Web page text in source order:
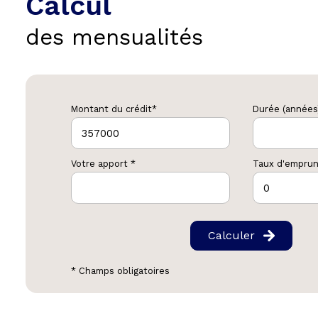
des mensualités
Montant du crédit* Durée
Votre apport * Taux
Calculer
* Champs obligatoires